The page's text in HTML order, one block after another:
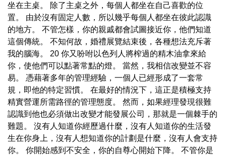
坐在主桌。 除了主桌之外，每個人都坐在自己喜歡的位
置。 由於沒有固定人數，所以幾乎每個人都坐在彼此認識
的地方。 不管怎樣，你的親戚都會試圖接近你，他們知道
這個傳統。 不知何故，婚禮展覽結束後，各種想法充斥著
我的腦海。 20 你又吩咐以色列人將榨過的精木油拿來給
你，使他們可以點著常點的燈。 當然，我相信改變並不容
易。 憑藉著多年的管理經驗，一個人已經形成了一套常
規，即他的特定習慣。 在最好的情況下，這正是積極支持
精實營運所需路徑的管理態度。 然而，如果經理發現很難
認識到他也必須做出改變才能發展公司，那就是一個棘手的
難題。 沒有人知道你經歷過什麼，沒有人知道你的生活發
生在你身上，沒有人想知道你的計劃是什麼，沒有人會支持
你。 你開始感到不安全，你的自尊心開始下降。 不管你是